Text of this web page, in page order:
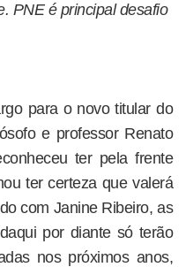
PNE é principal desafio
para o novo titular do
e professor Renato
ter pela frente
ter certeza que valerá
com Janine Ribeiro, as
por diante só terão
nos próximos anos,